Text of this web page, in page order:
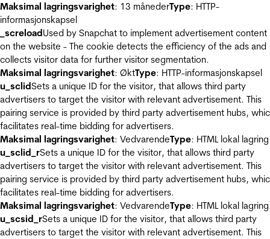
Maksimal lagringsvarighet: 13 månederType: HTTP-
informasjonskapsel
_screloadUsed by Snapchat to implement advertisement content
on the website - The cookie detects the efficiency of the ads and
collects visitor data for further visitor segmentation.
Maksimal lagringsvarighet: ØktType: HTTP-informasjonskapsel
u_sclidSets a unique ID for the visitor, that allows third party
advertisers to target the visitor with relevant advertisement. This
pairing service is provided by third party advertisement hubs,
facilitates real-time bidding for advertisers.
Maksimal lagringsvarighet: VedvarendeType: HTML lokal lagring
u_sclid_rSets a unique ID for the visitor, that allows third party
advertisers to target the visitor with relevant advertisement. This
pairing service is provided by third party advertisement hubs,
facilitates real-time bidding for advertisers.
Maksimal lagringsvarighet: VedvarendeType: HTML lokal lagring
u_scsid_rSets a unique ID for the visitor, that allows third party
advertisers to target the visitor with relevant advertisement. This